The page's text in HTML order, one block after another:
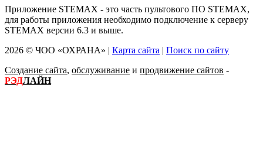
Приложение STEMAX - это часть пультового ПО STEMAX,
для работы приложения необходимо подключение к серверу
STEMAX версии 6.3 и выше.
2026 © ЧОО «ОХРАНА» | Карта сайта | Поиск по сайту
Создание сайта, обслуживание и продвижение сайтов -
РЭДЛАЙН